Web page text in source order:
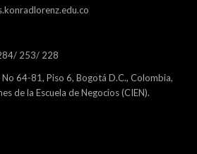
253/ 228
64-81, Piso 6, Bogotá D.C., Colombia,
de la Escuela de Negocios (CIEN).